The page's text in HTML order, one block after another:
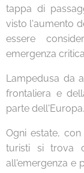
tappa di
visto l'aumento
essere
emergenza
Lampedusa da
frontaliera e
parte dell'Europa.
Ogni estate,
turisti si trova
all'emergenza e